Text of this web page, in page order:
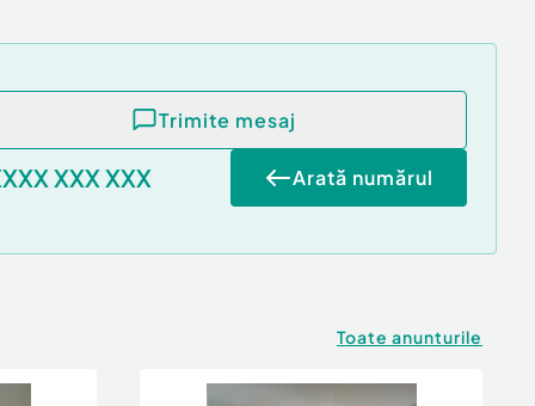
Trimite mesaj
XXX XXX Arată numărul
Toate anunturile